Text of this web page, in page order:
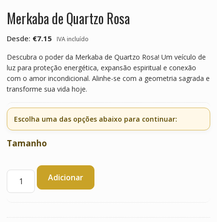
Merkaba de Quartzo Rosa
Desde: €7.15 IVA incluído
Descubra o poder da Merkaba de Quartzo Rosa! Um veículo de
luz para proteção energética, expansão espiritual e conexão
com o amor incondicional. Alinhe-se com a geometria sagrada e
transforme sua vida hoje.
Escolha uma das opções abaixo para continuar:
Tamanho
Quantidade
Merkaba
Quartzo
Adicionar